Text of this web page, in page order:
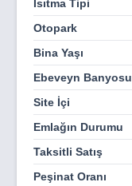
Isıtma Tipi
Otopark
Bina Yaşı
Ebeveyn Banyosu
Site İçi
Emlağın Durumu
Taksitli Satış
Peşinat Oranı